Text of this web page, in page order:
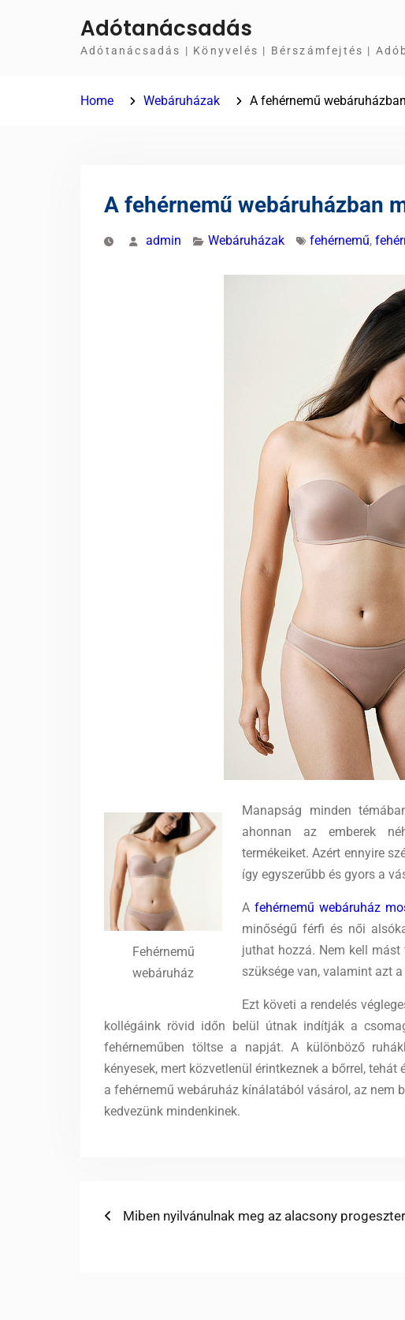
Adótanácsadás
Adótanácsadás | Könyvelés | Bérszámfejtés |
Home Webáruházak A fehérnemű
A fehérnemű webáruházban
admin Webáruházak fehérnemű,
Fehérnemű
webáruház
Manapság minden
ahonnan az emberek
termékeiket. Azért ennyire
így egyszerűbb és gyors a
Afehérnemű webáruház
minőségű férfi és női
juthat hozzá. Nem kell
szüksége van, valamint azt
Ezt követi a rendelés
kollégáink rövid időn belül útnak indítják a
fehérneműben töltse a napját. A különböző
kényesek, mert közvetlenül érintkeznek a bőrrel,
a fehérnemű webáruház kínálatából vásárol, az nem
kedvezünk mindenkinek.
Bejegyzés
Previous
Miben nyilvánulnak meg az alacsony